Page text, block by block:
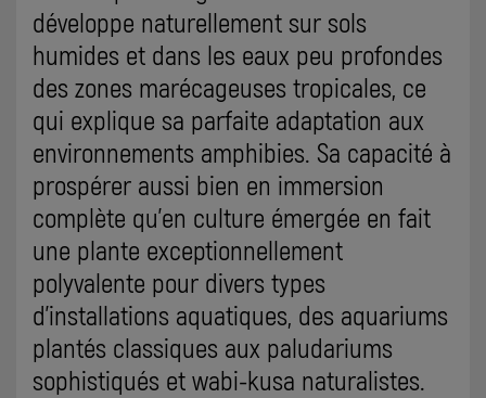
développe naturellement sur sols
humides et dans les eaux peu profondes
des zones marécageuses tropicales, ce
qui explique sa parfaite adaptation aux
environnements amphibies. Sa capacité à
prospérer aussi bien en immersion
complète qu'en culture émergée en fait
une plante exceptionnellement
polyvalente pour divers types
d'installations aquatiques, des aquariums
plantés classiques aux paludariums
sophistiqués et wabi-kusa naturalistes.